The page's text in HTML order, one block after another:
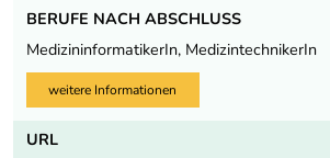
BERUFE NACH ABSCHLUSS
MedizininformatikerIn, MedizintechnikerIn
weitere Informationen
URL